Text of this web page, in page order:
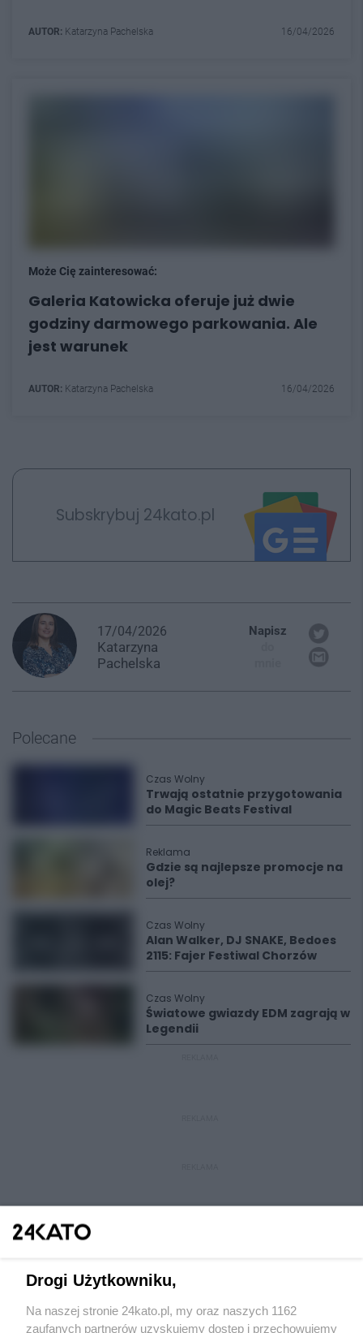
AUTOR: Katarzyna Pachelska 16/04/2026
Może Cię zainteresować:
Galeria Katowicka oferuje już dwie
godziny darmowego parkowania. Ale
jest warunek
AUTOR: Katarzyna Pachelska 16/04/2026
Subskrybuj 24kato.pl
17/04/2026
Katarzyna
Pachelska
Napisz
Polecane
Czas Wolny
Trwają ostatnie przygotowania
do Magic Beats Festival
Reklama
Gdzie są najlepsze promocje na
olej?
Czas Wolny
Alan Walker, DJ SNAKE, Bedoes
2115: Fajer Festiwal Chorzów
Czas Wolny
Światowe gwiazdy EDM zagrają w
Legendii
Wydawca mediów lokalnych
Drogi Użytkowniku,
Na naszej stronie 24kato.pl, my oraz naszych 1162
zaufanych partnerów uzyskujemy dostęp i przechowujemy